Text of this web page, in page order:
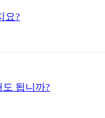
요?
됩니까?